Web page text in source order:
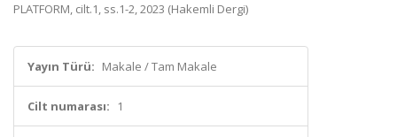
PLATFORM, cilt.1, ss.1-2, 2023 (Hakemli Dergi)
Yayın Türü: Makale / Tam Makale
Cilt numarası: 1